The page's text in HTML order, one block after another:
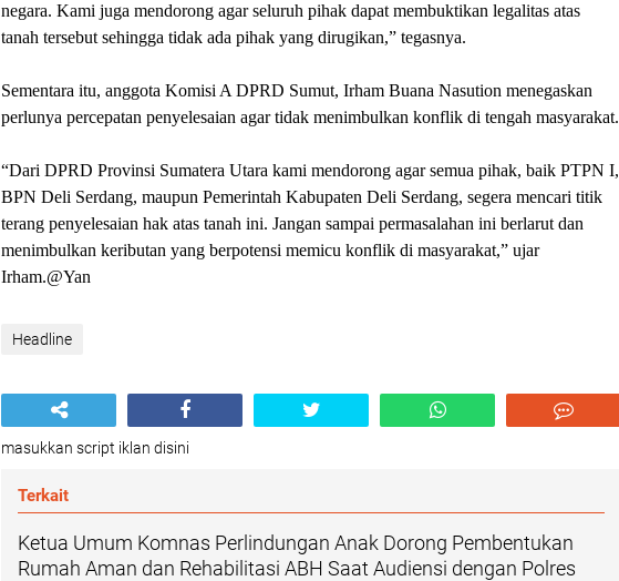
negara. Kami juga mendorong agar seluruh pihak dapat membuktikan legalitas atas
tanah tersebut sehingga tidak ada pihak yang dirugikan,” tegasnya.
Sementara itu, anggota Komisi A DPRD Sumut, Irham Buana Nasution menegaskan
perlunya percepatan penyelesaian agar tidak menimbulkan konflik di tengah masyarakat.
“Dari DPRD Provinsi Sumatera Utara kami mendorong agar semua pihak, baik PTPN I,
BPN Deli Serdang, maupun Pemerintah Kabupaten Deli Serdang, segera mencari titik
terang penyelesaian hak atas tanah ini. Jangan sampai permasalahan ini berlarut dan
menimbulkan keributan yang berpotensi memicu konflik di masyarakat,” ujar
Irham.@Yan
Headline
masukkan script iklan disini
Terkait
Ketua Umum Komnas Perlindungan Anak Dorong Pembentukan
Rumah Aman dan Rehabilitasi ABH Saat Audiensi dengan Polres